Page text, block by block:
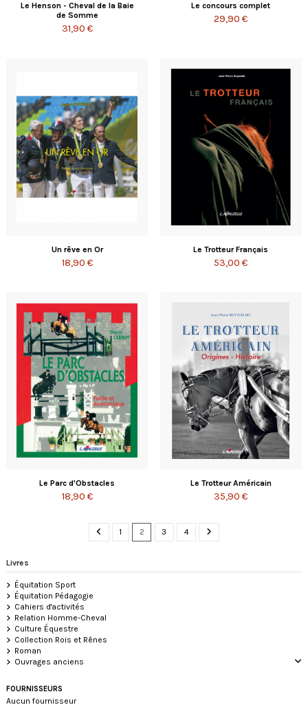
Le Henson - Cheval de la Baie
de Somme
31,90 €
Le concours complet
29,90 €
Un rêve en Or
18,90 €
Le Trotteur Français
53,00 €
Le Parc d'Obstacles
18,90 €
Le Trotteur Américain
35,90 €
1 2 3 4
Livres
Équitation Sport
Équitation Pédagogie
Cahiers d'activités
Relation Homme-Cheval
Culture Équestre
Collection Rois et Rênes
Roman
Ouvrages anciens
FOURNISSEURS
Aucun fournisseur